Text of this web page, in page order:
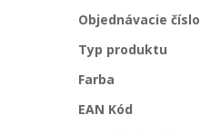
Viac
informácií
Objednávacie číslo
Typ produktu
Farba
EAN Kód